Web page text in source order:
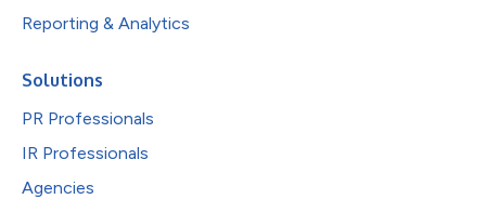
Reporting & Analytics
Solutions
PR Professionals
IR Professionals
Agencies